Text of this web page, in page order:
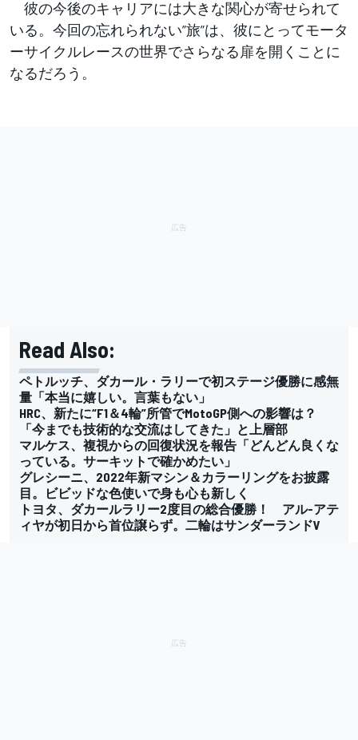
彼の今後のキャリアには大きな関心が寄せられて
いる。今回の忘れられない”旅”は、彼にとってモータ
ーサイクルレースの世界でさらなる扉を開くことに
なるだろう。
Read Also:
ペトルッチ、ダカール・ラリーで初ステージ優勝に感無
量「本当に嬉しい。言葉もない」
HRC、新たに“F1＆4輪”所管でMotoGP側への影響は？
「今までも技術的な交流はしてきた」と上層部
マルケス、複視からの回復状況を報告「どんどん良くな
っている。サーキットで確かめたい」
グレシーニ、2022年新マシン＆カラーリングをお披露
目。ビビッドな色使いで身も心も新しく
トヨタ、ダカールラリー2度目の総合優勝！ アル-アテ
ィヤが初日から首位譲らず。二輪はサンダーランドV